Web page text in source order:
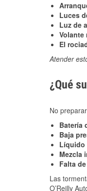
Luces
Luz de
Volante
El
Atender
¿Qué
No
Batería
Baja
Líquido
Mezcla
Falta
Las
O’Reilly